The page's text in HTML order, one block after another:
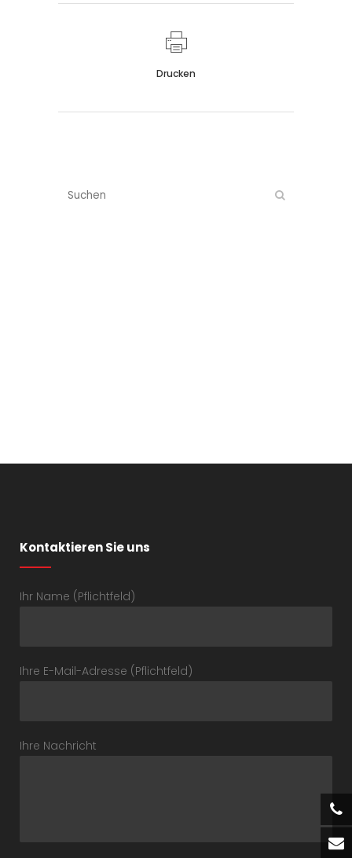
Drucken
Kontaktieren Sie uns
Ihr Name (Pflichtfeld)
Ihre E-Mail-Adresse (Pflichtfeld)
Ihre Nachricht